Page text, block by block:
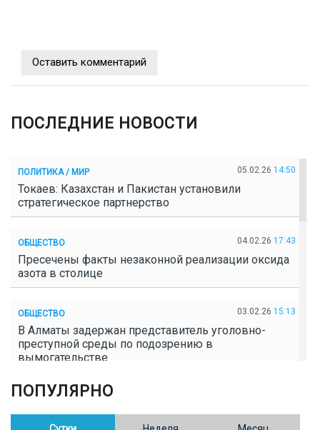
Оставить комментарий
ПОСЛЕДНИЕ НОВОСТИ
ПОЛИТИКА / МИР 05.02.26 14:50
Токаев: Казахстан и Пакистан установили
стратегическое партнерство
ОБЩЕСТВО 04.02.26 17:43
Пресечены факты незаконной реализации оксида
азота в столице
ОБЩЕСТВО 03.02.26 15:13
В Алматы задержан представитель уголовно-
преступной среды по подозрению в
вымогательстве
ОБЩЕСТВО
Полицейские пресекли незаконное выращивание
ПОПУЛЯРНО